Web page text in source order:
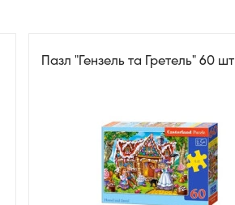
Пазл "Гензель та Гретель" 60 шт